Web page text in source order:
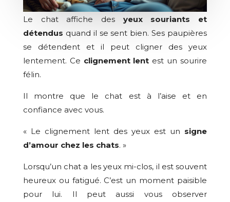
Le chat affiche des yeux souriants et
détendus quand il se sent bien. Ses paupières
se détendent et il peut cligner des yeux
lentement. Ce clignement lent est un sourire
félin.
Il montre que le chat est à l’aise et en
confiance avec vous.
« Le clignement lent des yeux est un signe
d’amour chez les chats. »
Lorsqu’un chat a les yeux mi-clos, il est souvent
heureux ou fatigué. C’est un moment paisible
pour lui. Il peut aussi vous observer